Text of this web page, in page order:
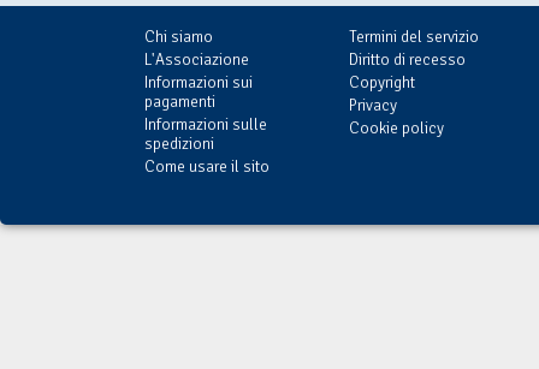
Chi siamo
L'Associazione
Informazioni sui
pagamenti
Informazioni sulle
spedizioni
Come usare il sito
Termini del servizio
Diritto di recesso
Copyright
Privacy
Cookie policy